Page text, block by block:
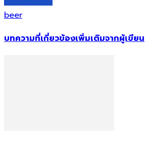
beer
บทความที่เกี่ยวข้องเพิ่มเติมจากผู้เขียน